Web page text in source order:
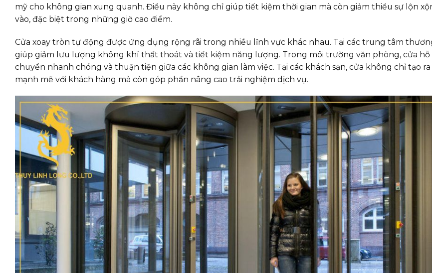
mỹ cho không gian xung quanh. Điều này không chỉ giúp tiết kiệm thời gian mà còn giảm thiểu sự lộn
vào, đặc biệt trong những giờ cao điểm.
Cửa xoay tròn tự động được ứng dụng rộng rãi trong nhiều lĩnh vực khác nhau. Tại các trung tâm
giúp giảm lưu lượng không khí thất thoát và tiết kiệm năng lượng. Trong môi trường văn phòng, cửa hỗ
chuyển nhanh chóng và thuận tiện giữa các không gian làm việc. Tại các khách sạn, cửa không chỉ tạo
mạnh mẽ với khách hàng mà còn góp phần nâng cao trải nghiệm dịch vụ.